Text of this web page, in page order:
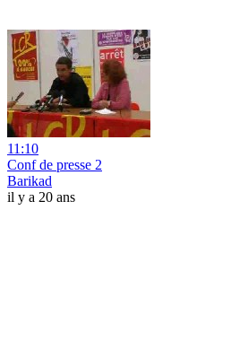
11:10
Conf de presse 2
Barikad
il y a 20 ans